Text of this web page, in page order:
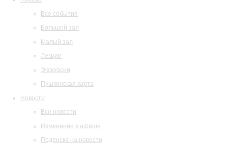
Все события
Большой зал
Малый зал
Лекции
Экскурсии
Пушкинская карта
Новости
Все новости
Изменения в афише
Подписка на новости